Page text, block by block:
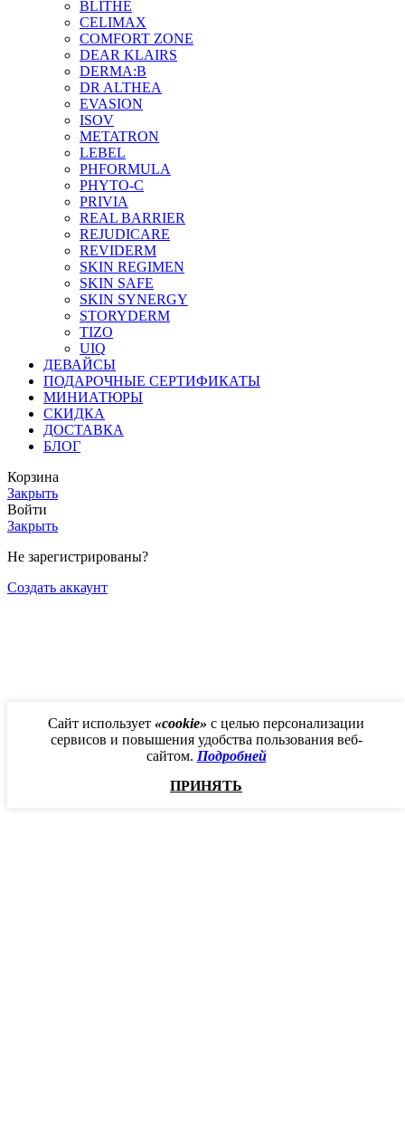
BLITHE
CELIMAX
COMFORT ZONE
DEAR KLAIRS
DERMA:B
DR ALTHEA
EVASION
ISOV
METATRON
LEBEL
PHFORMULA
PHYTO-C
PRIVIA
REAL BARRIER
REJUDICARE
REVIDERM
SKIN REGIMEN
SKIN SAFE
SKIN SYNERGY
STORYDERM
TIZO
UIQ
ДЕВАЙСЫ
ПОДАРОЧНЫЕ СЕРТИФИКАТЫ
МИНИАТЮРЫ
СКИДКА
ДОСТАВКА
БЛОГ
Корзина
Закрыть
Войти
Закрыть
Не зарегистрированы?
Создать аккаунт
Сайт использует «cookie» с целью персонализации
сервисов и повышения удобства пользования веб-
сайтом. Подробней
ПРИНЯТЬ